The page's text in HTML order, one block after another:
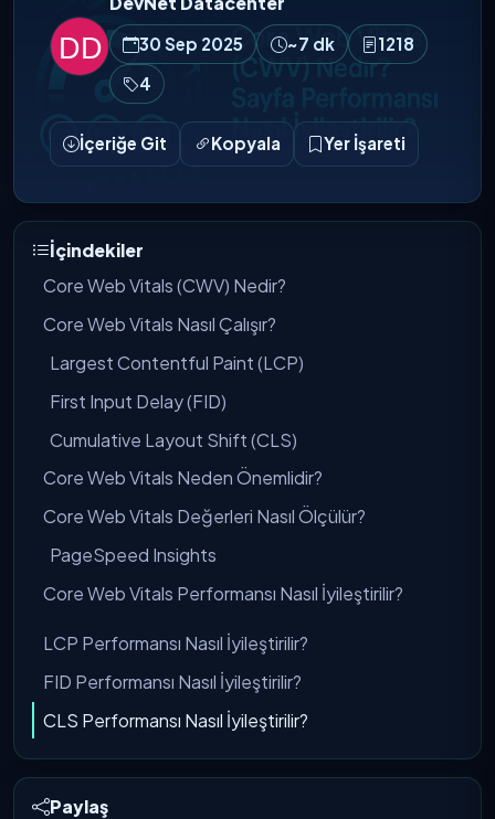
30 Sep 2025 ~7 dk
1218
4
İçeriğe Git Kopyala Yer İşareti
İçindekiler
Core Web Vitals (CWV) Nedir?
Core Web Vitals Nasıl Çalışır?
Largest Contentful Paint (LCP)
First Input Delay (FID)
Cumulative Layout Shift (CLS)
Core Web Vitals Neden Önemlidir?
Core Web Vitals Değerleri Nasıl Ölçülür?
PageSpeed Insights
Core Web Vitals Performansı Nasıl İyileştirilir?
LCP Performansı Nasıl İyileştirilir?
FID Performansı Nasıl İyileştirilir?
CLS Performansı Nasıl İyileştirilir?
Paylaş